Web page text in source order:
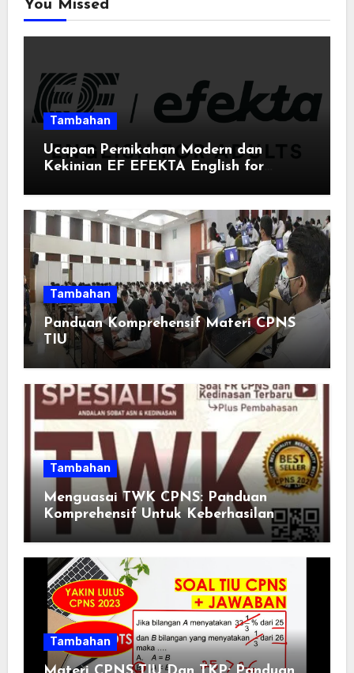
You Missed
Tambahan
Ucapan Pernikahan Modern dan
Kekinian EF EFEKTA English for
Tambahan
Panduan Komprehensif Materi CPNS
TIU
Tambahan
Menguasai TWK CPNS: Panduan
Komprehensif Untuk Keberhasilan
Tambahan